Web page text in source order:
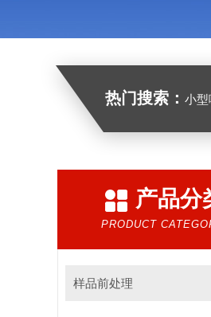
热门搜索： 小型喷
产品分
PRODUCT
样品前处理